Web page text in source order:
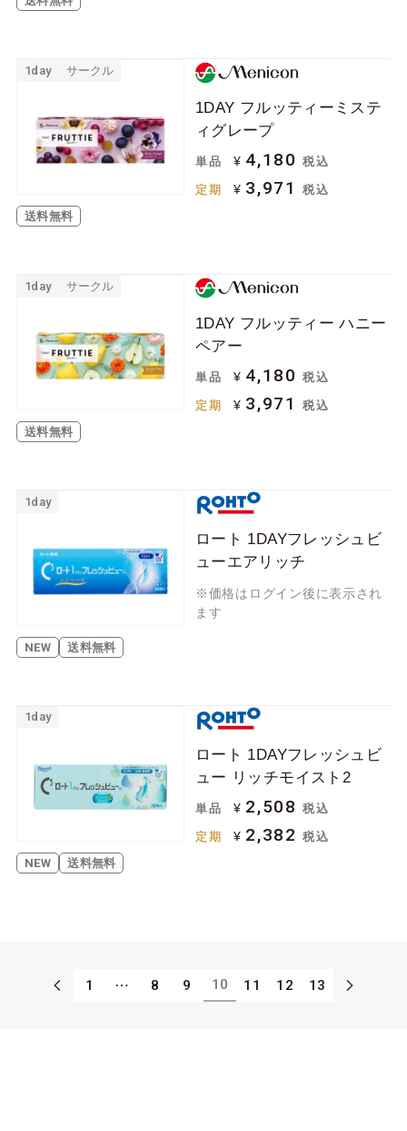
1day サークル
送料無料
1DAY フルッティーミステ
ィグレープ
単品 ¥ 4,180 税込
定期 ¥ 3,971 税込
1day サークル
送料無料
1DAY フルッティー ハニー
ペアー
単品 ¥ 4,180 税込
定期 ¥ 3,971 税込
1day
NEW 送料無料
ロート 1DAYフレッシュビ
ューエアリッチ
※価格はログイン後に表示され
ます
1day
NEW 送料無料
ロート 1DAYフレッシュビ
ュー リッチモイスト2
単品 ¥ 2,508 税込
定期 ¥ 2,382 税込
1 ⋯ 8 9 10 11 12 13